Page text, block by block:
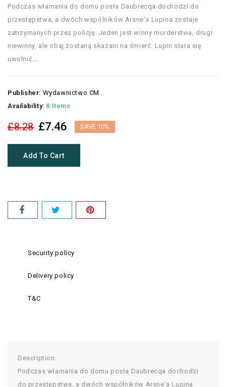
Podczas włamania do domu posła Daubrecqa dochodzi do
przestępstwa, a dwóch wspólników Arsne'a Lupina zostaje
zatrzymanych przez policję. Jeden jest winny morderstwa, drugi
niewinny, ale obaj zostaną skazani na śmierć. Lupin stara się
uwolnić...
Publisher: Wydawnictwo CM
Availability: 8 Items
£8.28 £7.46 SAVE 10%
Add To Cart
Security policy
Delivery policy
T&C
Description:
Podczas włamania do domu posła Daubrecqa dochodzi
do przestępstwa, a dwóch wspólników Arsne'a Lupina